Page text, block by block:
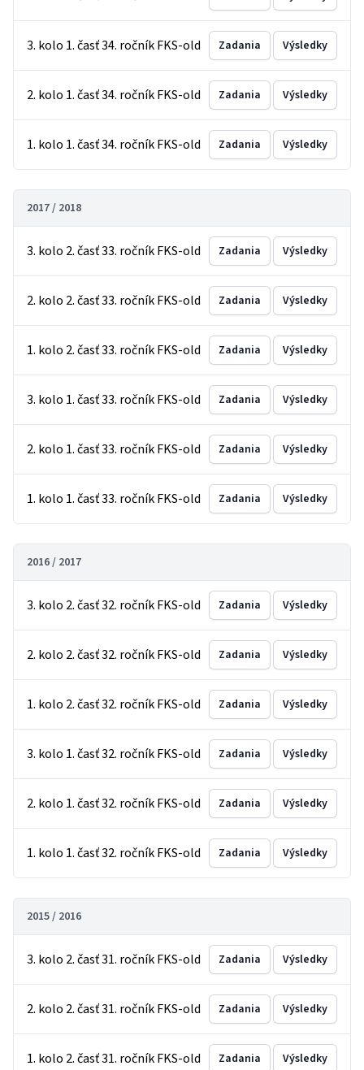
3. kolo 1. časť 34. ročník FKS-old Zadania Výsledky
2. kolo 1. časť 34. ročník FKS-old Zadania Výsledky
1. kolo 1. časť 34. ročník FKS-old Zadania Výsledky
2017 / 2018
3. kolo 2. časť 33. ročník FKS-old Zadania Výsledky
2. kolo 2. časť 33. ročník FKS-old Zadania Výsledky
1. kolo 2. časť 33. ročník FKS-old Zadania Výsledky
3. kolo 1. časť 33. ročník FKS-old Zadania Výsledky
2. kolo 1. časť 33. ročník FKS-old Zadania Výsledky
1. kolo 1. časť 33. ročník FKS-old Zadania Výsledky
2016 / 2017
3. kolo 2. časť 32. ročník FKS-old Zadania Výsledky
2. kolo 2. časť 32. ročník FKS-old Zadania Výsledky
1. kolo 2. časť 32. ročník FKS-old Zadania Výsledky
3. kolo 1. časť 32. ročník FKS-old Zadania Výsledky
2. kolo 1. časť 32. ročník FKS-old Zadania Výsledky
1. kolo 1. časť 32. ročník FKS-old Zadania Výsledky
2015 / 2016
3. kolo 2. časť 31. ročník FKS-old Zadania Výsledky
2. kolo 2. časť 31. ročník FKS-old Zadania Výsledky
1. kolo 2. časť 31. ročník FKS-old Zadania Výsledky